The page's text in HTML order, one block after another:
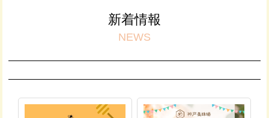
新着情報
NEWS